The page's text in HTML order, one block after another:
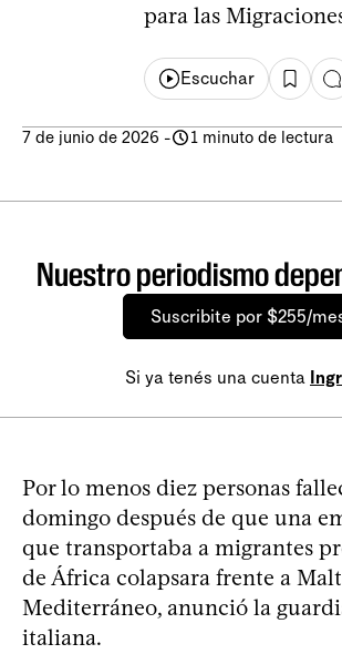
para las
Escuchar
7 de junio de 2026 - 1 minuto de lectura
Nuestro periodismo
Suscribite por $255/
Si ya tenés una cuenta
Por lo menos diez personas
domingo después de que una
que transportaba a migrantes
de África colapsara frente a
Mediterráneo, anunció la
italiana.